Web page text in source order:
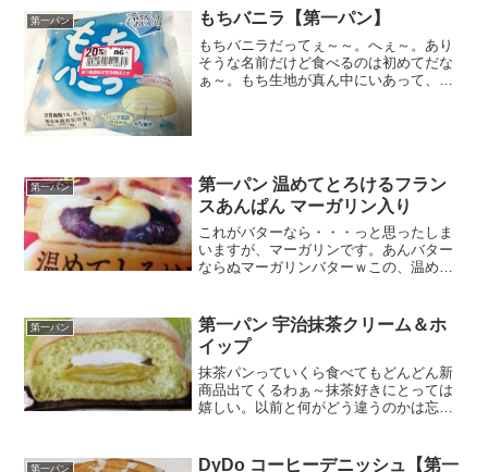
第一パン もちバニラ【第一パン】
もちバニラだってぇ～～。へぇ～。あり
そうな名前だけど食べるのは初めてだな
ぁ～。もち生地が真ん中にいあって、そ
第一パン
第一パン 温めてとろけるフラン
スあんぱん マーガリン入り
これがバターなら・・・っと思ったしま
いますが、マーガリンです。あんバター
ならぬマーガリンバターｗこの、温めて
っか。フランスパンだったっけ（開ける
まで忘れてた）この形状、中に...
第一パン
第一パン 宇治抹茶クリーム＆ホ
イップ
抹茶パンっていくら食べてもどんどん新
商品出てくるわぁ～抹茶好きにとっては
嬉しい。以前と何がどう違うのかは忘れ
んが、パッケージ見ると一目瞭然！下が
第一パン
DyDo コーヒーデニッシュ【第一